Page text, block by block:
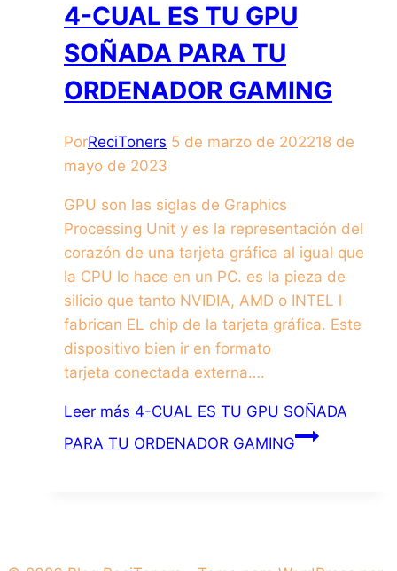
4-CUAL ES TU GPU
SOÑADA PARA TU
ORDENADOR GAMING
PorReciToners 5 de marzo de 202218 de
mayo de 2023
GPU son las siglas de Graphics
Processing Unit y es la representación del
corazón de una tarjeta gráfica al igual que
la CPU lo hace en un PC. es la pieza de
silicio que tanto NVIDIA, AMD o INTEL l
fabrican EL chip de la tarjeta gráfica. Este
dispositivo bien ir en formato
tarjeta conectada externa….
Leer más 4-CUAL ES TU GPU SOÑADA
PARA TU ORDENADOR GAMING